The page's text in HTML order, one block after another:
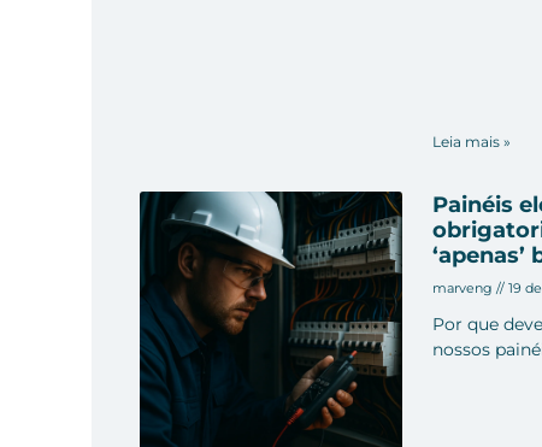
Leia mais »
Painéis
‘apenas’
marveng 19
Por que
nossos